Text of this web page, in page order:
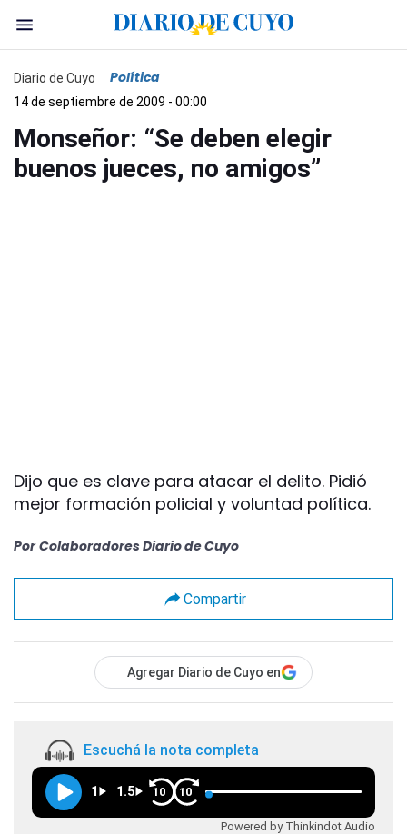
Diario de Cuyo Política
14 de septiembre de 2009 - 00:00
Monseñor: “Se deben elegir
buenos jueces, no amigos”
Dijo que es clave para atacar el delito. Pidió
mejor formación policial y voluntad política.
Por Colaboradores Diario de Cuyo
Compartir
Agregar Diario de Cuyo en
Escuchá la nota completa
1 1.5 10 10
Powered by Thinkindot Audio